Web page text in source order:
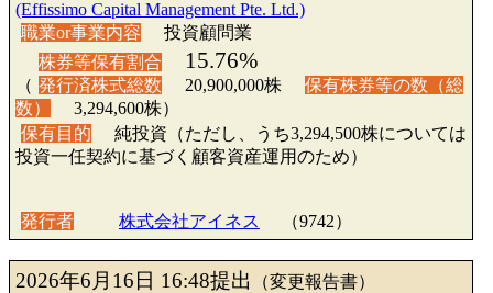
(Effissimo Capital Management Pte. Ltd.)
職業or事業内容
投資顧問業
株券等保有割合
15.76%
（ 発行済株式総数 20,900,000株
保有株券等の数（総
数）
3,294,600株）
保有目的
純投資（ただし、うち3,294,500株については
投資一任契約に基づく顧客資産運用のため）
発行者 株式会社アイネス （9742）
2026年6月16日 16:48提出
（変更報告書）